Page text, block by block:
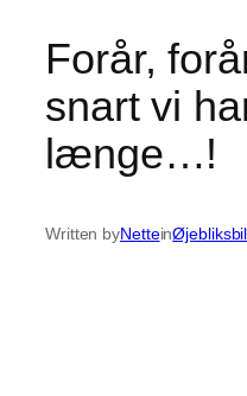
Forår,
snart vi
længe…!
Written byNettein